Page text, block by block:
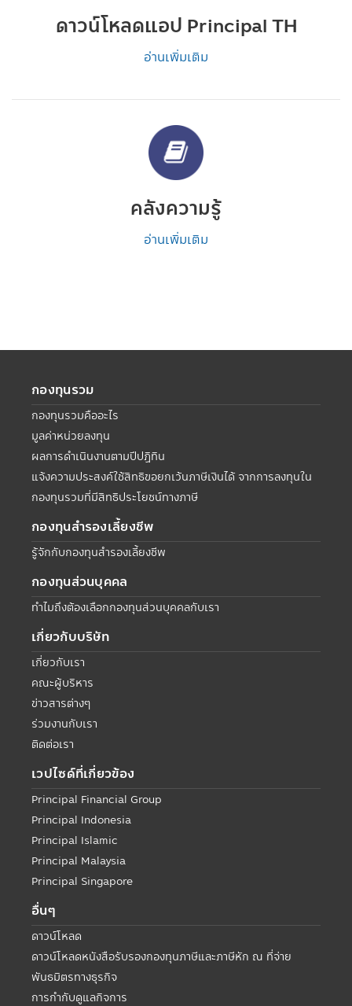
ดาวน์โหลดแอป Principal TH
อ่านเพิ่มเติม
คลังความรู้
อ่านเพิ่มเติม
กองทุนรวม
กองทุนรวมคืออะไร
มูลค่าหน่วยลงทุน
ผลการดำเนินงานตามปีปฏิทิน
แจ้งความประสงค์ใช้สิทธิขอยกเว้นภาษีเงินได้ จากการลงทุนใน
กองทุนรวมที่มีสิทธิประโยชน์ทางภาษี
กองทุนสำรองเลี้ยงชีพ
รู้จักกับกองทุนสำรองเลี้ยงชีพ
กองทุนส่วนบุคคล
ทำไมถึงต้องเลือกกองทุนส่วนบุคคลกับเรา
เกี่ยวกับบริษัท
เกี่ยวกับเรา
คณะผู้บริหาร
ข่าวสารต่างๆ
ร่วมงานกับเรา
ติดต่อเรา
เวปไซด์ที่เกี่ยวข้อง
Principal Financial Group
Principal Indonesia
Principal Islamic
Principal Malaysia
Principal Singapore
อื่นๆ
ดาวน์โหลด
ดาวน์โหลดหนังสือรับรองกองทุนภาษีและภาษีหัก ณ ที่จ่าย
พันธมิตรทางธุรกิจ
การกำกับดูแลกิจการ